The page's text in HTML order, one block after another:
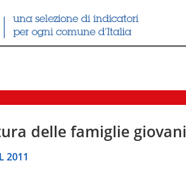
delle famiglie giovani
2011